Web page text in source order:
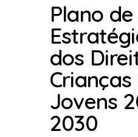
Plano
dos
Jovens
2030